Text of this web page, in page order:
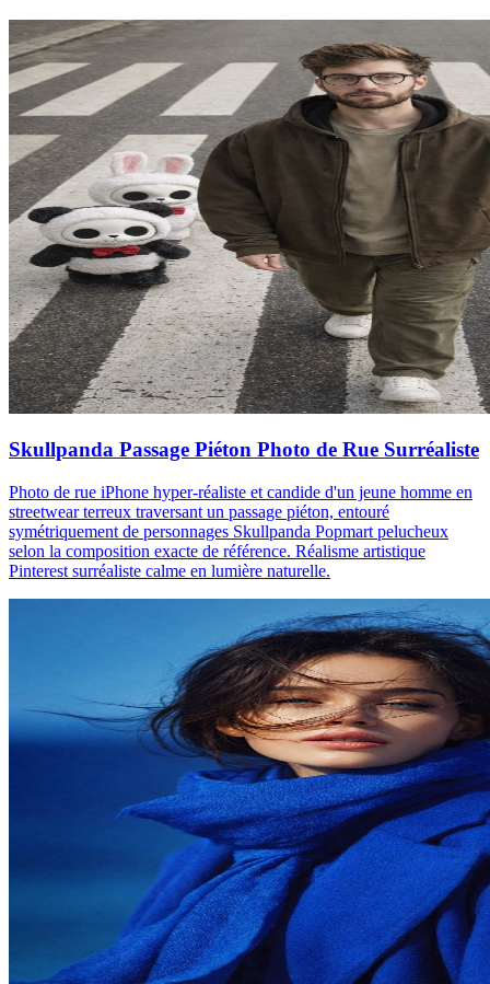
Skullpanda Passage Piéton Photo de Rue Surréaliste
Photo de rue iPhone hyper-réaliste et candide d'un jeune homme en
streetwear terreux traversant un passage piéton, entouré
symétriquement de personnages Skullpanda Popmart pelucheux
selon la composition exacte de référence. Réalisme artistique
Pinterest surréaliste calme en lumière naturelle.